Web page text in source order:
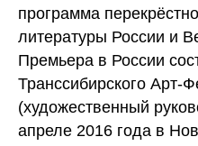
программа
литературы России и
Премьера в России
Транссибирского Арт-
(художественный
апреле 2016 года в